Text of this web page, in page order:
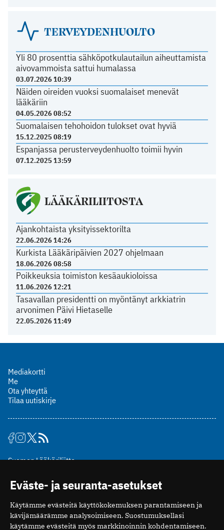
TERVEYDENHUOLTO
Yli 80 prosenttia sähköpotkulautailun aiheuttamista
aivovammoista sattui humalassa
03.07.2026 10:39
Näiden oireiden vuoksi suomalaiset menevät
lääkäriin
04.05.2026 08:52
Suomalaisen tehohoidon tulokset ovat hyviä
15.12.2025 08:19
Espanjassa perusterveydenhuolto toimii hyvin
07.12.2025 13:59
LÄÄKÄRILIITOSTA
Ajankohtaista yksityissektorilta
22.06.2026 14:26
Kurkista Lääkäripäivien 2027 ohjelmaan
18.06.2026 08:58
Poikkeuksia toimiston kesäaukioloissa
11.06.2026 12:21
Tasavallan presidentti on myöntänyt arkkiatrin
arvonimen Päivi Hietaselle
22.05.2026 11:49
Mediakortti
Me
Ota yhteyttä
Tilaa uutiskirje
Suomen Lääkäriliitto
00510 Helsinki
puh. (09) 393 091
toimitus@potilaanlaakarilehti.fi
ISSN 2323-9476
Eväste- ja seuranta-asetukset
Käytämme evästeitä käyttökokemuksen parantamiseen ja
kävijämäärämme analysoimiseen. Suostumuksellasi
käytämme evästeitä myös markkinoinnin kohdentamiseen.